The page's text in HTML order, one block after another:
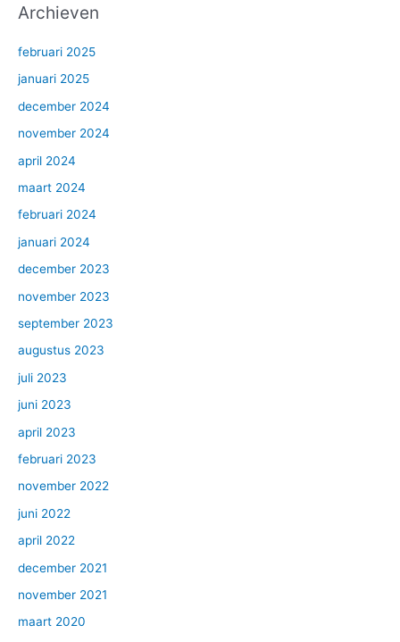
Archieven
februari 2025
januari 2025
december 2024
november 2024
april 2024
maart 2024
februari 2024
januari 2024
december 2023
november 2023
september 2023
augustus 2023
juli 2023
juni 2023
april 2023
februari 2023
november 2022
juni 2022
april 2022
december 2021
november 2021
maart 2020